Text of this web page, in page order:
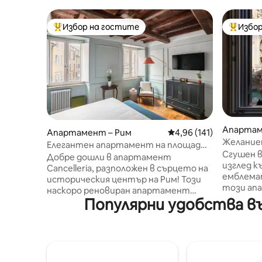
Най-популярен избор на гостите
Избор на гостите
Апартамент – Рим Средна оценка: 4,96
4,96 (141)
Елегантен апартамент на площад
„Навона“ – суперголямо двойно легло
Добре дошли в апартамент
Cancelleria, разположен в сърцето на
историческия център на Рим! Този
наскоро реновиран апартамент
предлага уникална комбинация от
модерен комфорт и исторически
Най-
Треви
Сгушен
изглед
този
намира
похвали
Популярни удобства